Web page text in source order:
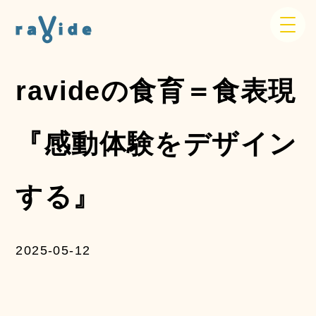
ravideの食育＝食表現
『感動体験をデザイン
する』
2025-05-12